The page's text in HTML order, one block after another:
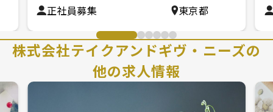
正社員募集
東京都
株式会社テイクアンドギヴ・ニーズの
他の求人情報